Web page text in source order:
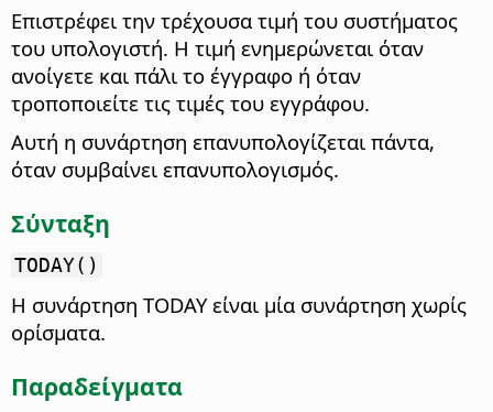
Επιστρέφει την τρέχουσα τιμή του συστήματος
του υπολογιστή. Η τιμή ενημερώνεται όταν
ανοίγετε και πάλι το έγγραφο ή όταν
τροποποιείτε τις τιμές του εγγράφου.
Αυτή η συνάρτηση επανυπολογίζεται πάντα,
όταν συμβαίνει επανυπολογισμός.
Σύνταξη
TODAY()
Η συνάρτηση TODAY είναι μία συνάρτηση χωρίς
ορίσματα.
Παραδείγματα